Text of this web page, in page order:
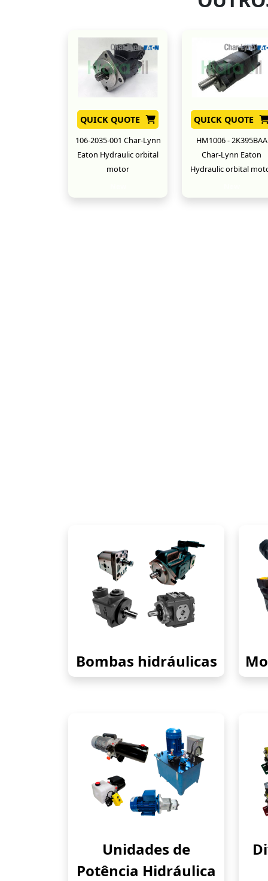
QUICK QUOTE
106-2035-001 Char-Lynn
Eaton Hydraulic orbital
motor
QUICK QUOTE
HM1006 - 2K395BAA
Char-Lynn Eaton
Hydraulic orbital
Bombas hidráulicas
Unidades de
Potência Hidráulica